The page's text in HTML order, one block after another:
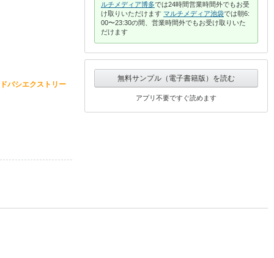
バシエクストリー
ルチメディア博多では24時間営業時間外でもお受
け取りいただけます マルチメディア池袋では朝6:
00〜23:30の間、営業時間外でもお受け取りいた
だけます
無料サンプル（電子書籍版）を読む
アプリ不要ですぐ読めます